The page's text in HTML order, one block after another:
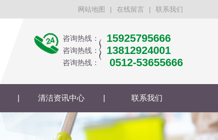
网站地图 | 在线留言 | 联系我们
咨询热线： 15925795666
咨询热线： 13812924001
咨询热线： 0512-53655666
清洁资讯中心 联系我们